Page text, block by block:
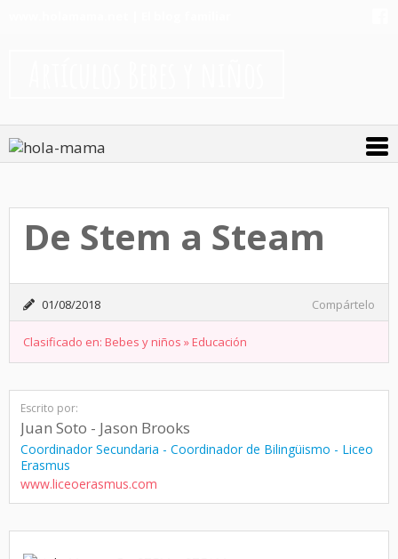
De Stem a Steam
01/08/2018 Compártelo
Clasificado en: Bebes y niños »Educación
Escrito por:
Juan Soto - Jason Brooks
Coordinador Secundaria - Coordinador de Bilingüismo - Liceo
Erasmus
www.liceoerasmus.com